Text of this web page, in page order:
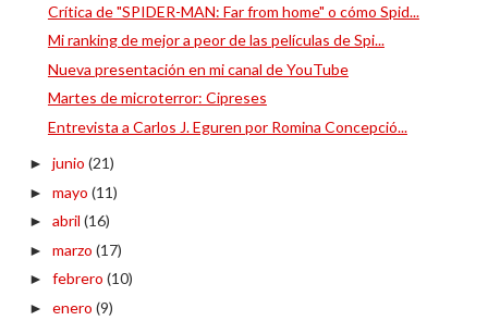
Crítica de "SPIDER-MAN: Far from home" o cómo Spid...
Mi ranking de mejor a peor de las películas de Spi...
Nueva presentación en mi canal de YouTube
Martes de microterror: Cipreses
Entrevista a Carlos J. Eguren por Romina Concepció...
► junio (21)
► mayo (11)
► abril (16)
► marzo (17)
► febrero (10)
► enero (9)